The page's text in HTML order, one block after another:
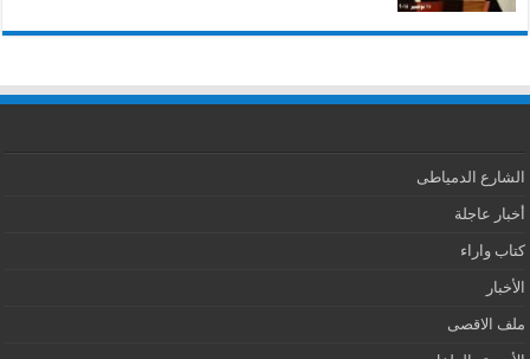
الشارع الدمياطى
أخبار عاجلة
كتاب واراء
الأخبار
ملف الاقصى